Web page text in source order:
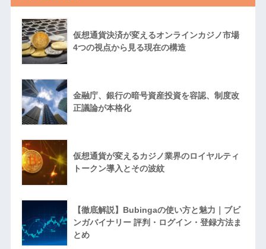
仮想通貨決済が変えるオンラインカジノ市場
4つの視点から見る現在の構造
金融庁、銀行の暗号資産投資を容認、制度改
正議論が本格化
仮想通貨が変えるカジノ業界のロイヤルティ
トークン導入とその波紋
【徹底解説】Bubingaの使い方と魅力｜ブビ
ンガバイナリー 評判・ログイン・登録方法ま
とめ